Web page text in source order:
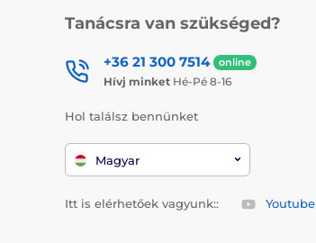
Tanácsra van szükséged?
+36 21 300 7514 online
Hívj minket Hé-Pé 8-16
Hol találsz bennünket
Magyar
Itt is elérhetőek vagyunk:: Youtube